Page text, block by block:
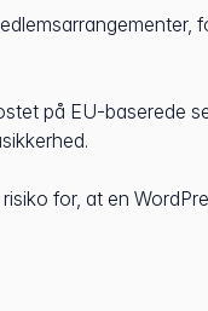
på EU-baserede
for, at en